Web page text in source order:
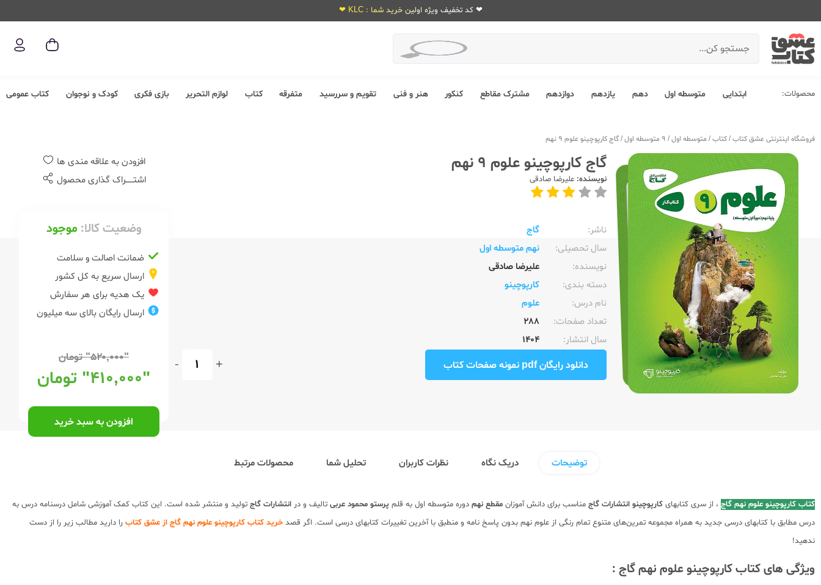
❤ کد تخفیف ویژه اولین خرید شما : KLC ❤
محصولات: ابتدایی متوسطه اول دهم یازدهم دوازدهم مشترک مقاطع کنکور هنر و فنی تقویم و سررسید متفرقه کتاب لوازم التحریر بازی فکری کودک و نوجوان کتاب عمومی
فروشگاه اینترنتی عشق کتاب/کتاب/ متوسطه اول/ 9 متوسطه اول /گاج کارپوچینو علوم 9 نهم
گاج کارپوچینو علوم 9 نهم
نویسنده: علیرضا صادقی
ناشر:‌
گاج
سال تحصیلی:‌
نهم متوسطه اول
نویسنده:‌
علیرضا صادقی
دسته بندی:
کارپوچینو
نام درس:
علوم
تعداد صفحات:‌
288
سال انتشار:‌
1404
دانلود رایگان pdf نمونه صفحات کتاب +
-
افزودن به علاقه مندی ها
اشتــــــراک گذاری محصول
وضعیت کالا: موجود
ضمانت اصالت و سلامت
ارسال سریع به کل کشور
یک هدیه برای هر سفارش
ارسال رایگان بالای سه میلیون
"۵۲۰,۰۰۰" تومان
"۴۱۰,۰۰۰" تومان
افزودن به سبد خرید
توضیحات دریک نگاه نظرات کاربران تحلیل شما محصولات مرتبط
کتاب کارپوچینو علوم نهم گاج ، از سری کتابهای کارپوچینو انتشارات گاج مناسب برای دانش آموزان مقطع نهم دوره متوسطه اول به قلم پرستو محمود عربی تالیف و در انتشارات گاج تولید و منتشر شده است. این کتاب کمک آموزشی شامل درسنامه درس به
درس مطابق با کتابهای درسی جدید به همراه مجموعه تمرین‌های متنوع تمام رنگی از علوم نهم بدون پاسخ نامه و منطبق با آخرین تغییرات کتابهای درسی است. اگر قصد خرید کتاب کارپوچینو علوم نهم گاج از عشق کتاب را دارید مطالب زیر را از دست
ندهید!
ویژگی های کتاب کارپوچینو علوم نهم گاج :